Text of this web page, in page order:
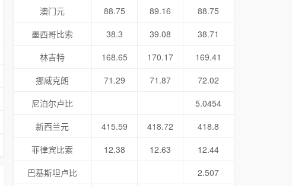
澳门元
88.75 89.16
88.75
墨西哥比索
38.3 39.08
38.71
林吉特
168.65 170.17
169.41
挪威克朗
71.29 71.87
72.02
尼泊尔卢比
5.0454
新西兰元
415.59 418.72
418.8
菲律宾比索
12.38 12.63
12.44
巴基斯坦卢比
2.507